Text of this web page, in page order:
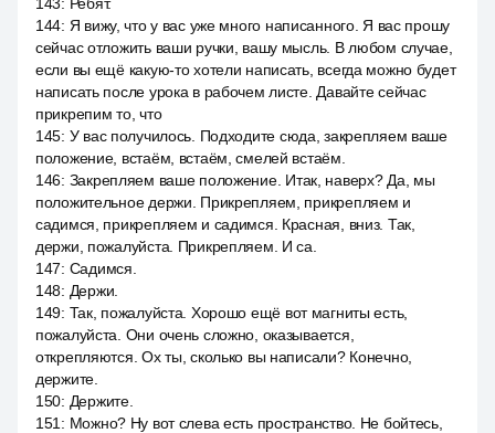
144: Я вижу, что у вас уже много написанного. Я вас прошу
сейчас отложить ваши ручки, вашу мысль. В любом случае,
если вы ещё какую-то хотели написать, всегда можно будет
написать после урока в рабочем листе. Давайте сейчас
прикрепим то, что
145: У вас получилось. Подходите сюда, закрепляем ваше
положение, встаём, встаём, смелей встаём.
146: Закрепляем ваше положение. Итак, наверх? Да, мы
положительное держи. Прикрепляем, прикрепляем и
садимся, прикрепляем и садимся. Красная, вниз. Так,
держи, пожалуйста. Прикрепляем. И са.
147: Садимся.
148: Держи.
149: Так, пожалуйста. Хорошо ещё вот магниты есть,
пожалуйста. Они очень сложно, оказывается,
открепляются. Ох ты, сколько вы написали? Конечно,
держите.
150: Держите.
151 : Можно? Ну вот слева есть пространство. Не бойтесь,